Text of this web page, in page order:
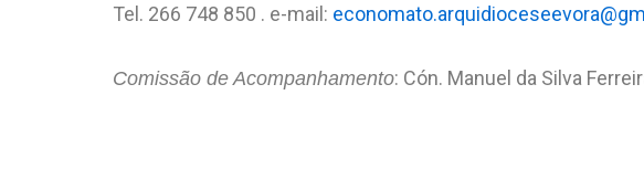
Tel. 266 748 850 . e-mail:
Comissão de Acompanhamento: Cón. Manuel da Silva